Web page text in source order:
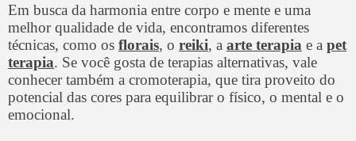
Em busca da harmonia entre corpo e mente e uma
melhor qualidade de vida, encontramos diferentes
técnicas, como os florais, o reiki, a arte terapia e a pet
terapia. Se você gosta de terapias alternativas, vale
conhecer também a cromoterapia, que tira proveito do
potencial das cores para equilibrar o físico, o mental e o
emocional.